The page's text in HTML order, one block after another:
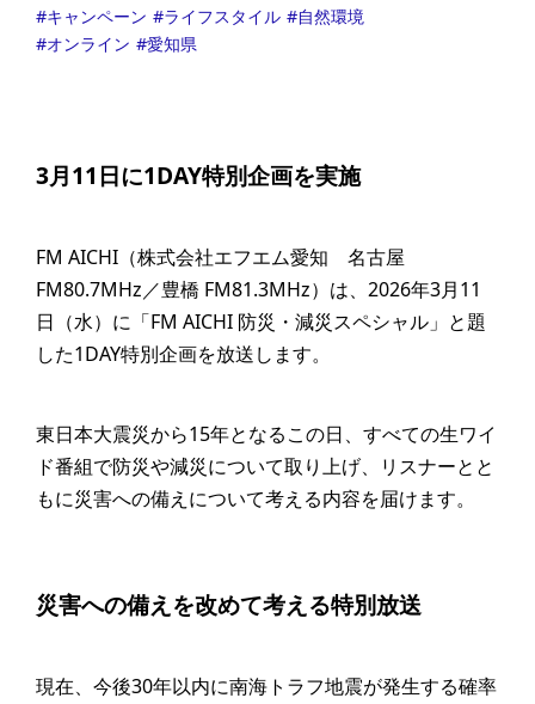
キャンペーン ライフスタイル
自然環境
オンライン
愛知県
3月11日に1DAY特別企画を実施
FM AICHI（株式会社エフエム愛知 名古屋
FM80.7MHz／豊橋 FM81.3MHz）は、2026年3月11
日（水）に「FM AICHI 防災・減災スペシャル」と題
した1DAY特別企画を放送します。
東日本大震災から15年となるこの日、すべての生ワイ
ド番組で防災や減災について取り上げ、リスナーとと
もに災害への備えについて考える内容を届けます。
災害への備えを改めて考える特別放送
現在、今後30年以内に南海トラフ地震が発生する確率